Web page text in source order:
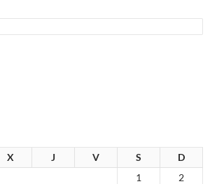
X J V S
D
1
2